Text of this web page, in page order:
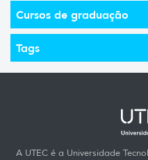
Cursos de graduação
Tags
A UTEC é a Universidade